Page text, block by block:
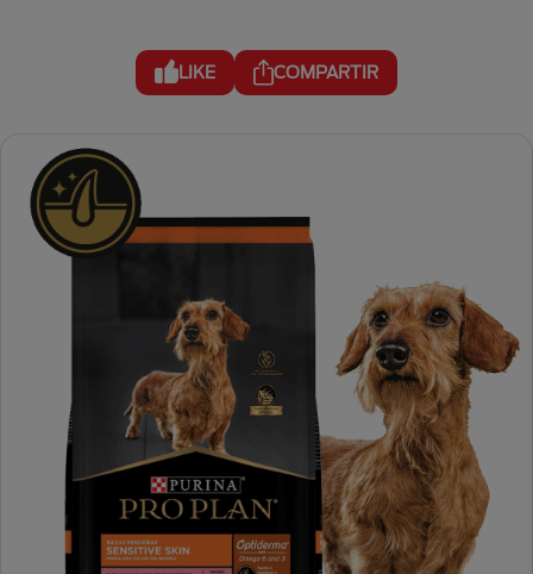
LIKE COMPARTIR